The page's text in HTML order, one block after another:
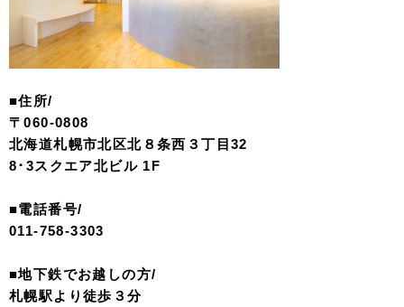
■住所/
〒060-0808
北海道札幌市北区北８条西３丁目32
8･3スクエア北ビル 1F
■電話番号/
011-758-3303
■地下鉄でお越しの方/
札幌駅より徒歩３分